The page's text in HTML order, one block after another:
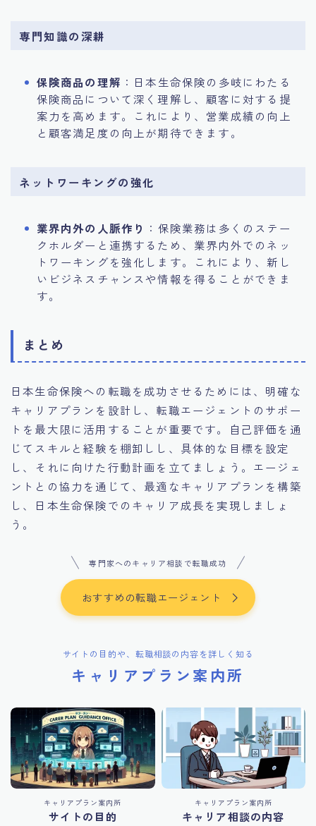
専門知識の深耕
保険商品の理解 ：日本生命保険の多岐にわたる
保険商品について深く理解し、顧客に対する提
案力を高めます。これにより、営業成績の向上
と顧客満足度の向上が期待できます。
ネットワーキングの強化
業界内外の人脈作り ：保険業務は多くのステー
クホルダーと連携するため、業界内外でのネッ
トワーキングを強化します。これにより、新し
いビジネスチャンスや情報を得ることができま
す。
まとめ
日本生命保険への転職を成功させるためには、明確な
キャリアプランを設計し、転職エージェントのサポー
トを最大限に活用することが重要です。自己評価を通
じてスキルと経験を棚卸しし、具体的な目標を設定
し、それに向けた行動計画を立てましょう。エージェ
ントとの協力を通じて、最適なキャリアプランを構築
し、日本生命保険でのキャリア成長を実現しましょ
う。
専門家へのキャリア相談で転職成功
おすすめの転職エージェント
サイトの目的や、転職相談の内容を詳しく知る
キャリアプラン案内所
キャリアプラン案内所
サイトの目的
キャリアプラン案内所
キャリア相談の内容